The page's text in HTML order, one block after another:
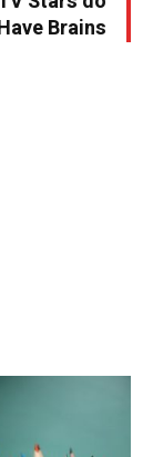
Brains